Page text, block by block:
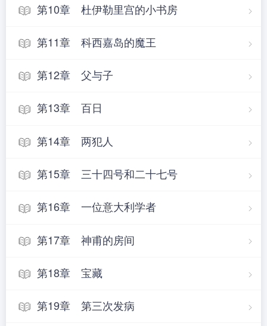
第10章 杜伊勒里宫的小书房
第11章 科西嘉岛的魔王
第12章 父与子
第13章 百日
第14章 两犯人
第15章 三十四号和二十七号
第16章 一位意大利学者
第17章 神甫的房间
第18章 宝藏
第19章 第三次发病